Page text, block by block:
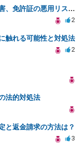
出会い系で知り合った相手に詐欺被害、免許証の悪用リスクと対策。
2
触れる可能性と対処法
2
法的対処法
と返金請求の方法は？
3